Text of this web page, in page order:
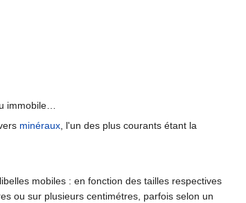
immobile…
minéraux, l'un des plus courants étant la
mobiles : en fonction des tailles respectives
ou sur plusieurs centimétres, parfois selon un